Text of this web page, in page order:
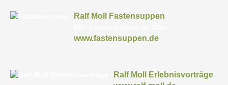
Ralf Moll Fastensuppen
www.fastensuppen.de
Ralf Moll Erlebnisvorträge